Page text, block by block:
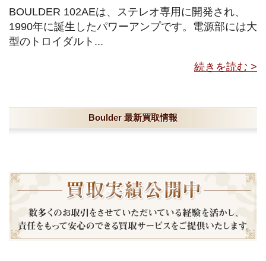
BOULDER 102AEは、ステレオ専用に開発され、
1990年に誕生したパワーアンプです。電源部には大
型のトロイダルト...
続きを読む >
Boulder 最新買取情報